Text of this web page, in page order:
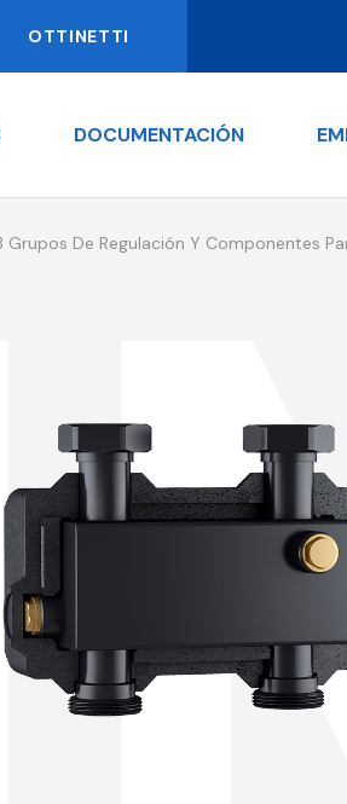
OTTINETTI
DOCUMENTACIÓN
Grupos De Regulación Y Componentes